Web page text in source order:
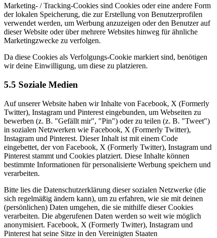
Marketing- / Tracking-Cookies sind Cookies oder eine andere Form
der lokalen Speicherung, die zur Erstellung von Benutzerprofilen
verwendet werden, um Werbung anzuzeigen oder den Benutzer auf
dieser Website oder über mehrere Websites hinweg für ähnliche
Marketingzwecke zu verfolgen.
Da diese Cookies als Verfolgungs-Cookie markiert sind, benötigen
wir deine Einwilligung, um diese zu platzieren.
5.5 Soziale Medien
Auf unserer Website haben wir Inhalte von Facebook, X (Formerly
Twitter), Instagram und Pinterest eingebunden, um Webseiten zu
bewerben (z. B. "Gefällt mir", "Pin") oder zu teilen (z. B. "Tweet")
in sozialen Netzwerken wie Facebook, X (Formerly Twitter),
Instagram und Pinterest. Dieser Inhalt ist mit einem Code
eingebettet, der von Facebook, X (Formerly Twitter), Instagram und
Pinterest stammt und Cookies platziert. Diese Inhalte können
bestimmte Informationen für personalisierte Werbung speichern und
verarbeiten.
Bitte lies die Datenschutzerklärung dieser sozialen Netzwerke (die
sich regelmäßig ändern kann), um zu erfahren, wie sie mit deinen
(persönlichen) Daten umgehen, die sie mithilfe dieser Cookies
verarbeiten. Die abgerufenen Daten werden so weit wie möglich
anonymisiert. Facebook, X (Formerly Twitter), Instagram und
Pinterest hat seine Sitze in den Vereinigten Staaten